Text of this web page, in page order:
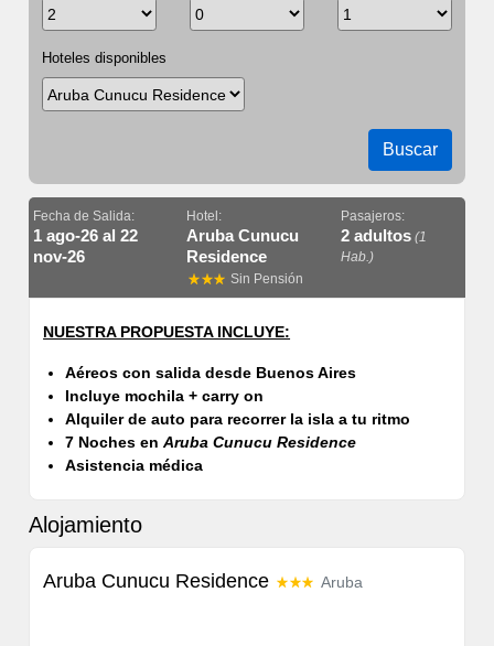
Hoteles disponibles
Buscar
Fecha de Salida:
1 ago-26 al 22
nov-26
Hotel:
Aruba Cunucu
Residence
Sin Pensión
Pasajeros:
2 adultos (1
Hab.)
NUESTRA PROPUESTA INCLUYE:
Aéreos con salida desde Buenos Aires
Incluye mochila + carry on
Alquiler de auto para recorrer la isla a tu ritmo
7 Noches en Aruba Cunucu Residence
Asistencia médica
Alojamiento
Aruba Cunucu Residence Aruba